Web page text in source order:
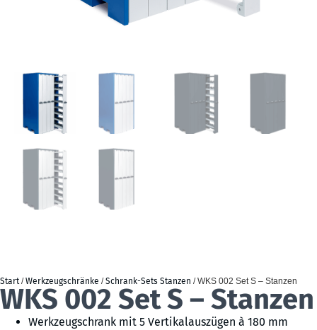
Start/Werkzeugschränke /Schrank-Sets Stanzen / WKS 002 Set S – Stanzen
WKS 002 Set S – Stanzen
Werkzeugschrank mit 5 Vertikalauszügen à 180 mm